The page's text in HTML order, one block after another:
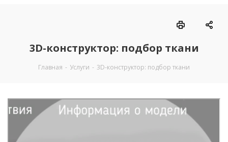
3D-конструктор: подбор ткани
Главная - Услуги - 3D-конструктор: подбор ткани